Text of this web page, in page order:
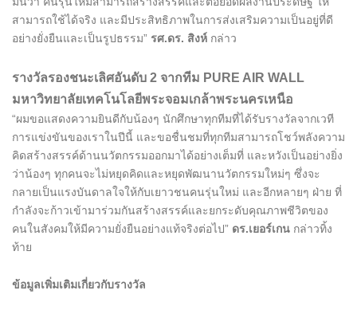
สามารถใช้ได้จริง และมีประสิทธิภาพในการส่งเสริมความเป็นอยู่ที่ดี
อย่างยั่งยืนและเป็นรูปธรรม” รศ.ดร. สิงห์ กล่าว
รางวัลรองชนะเลิศอันดับ 2 จากทีม PURE AIR WALL
มหาวิทยาลัยเทคโนโลยีพระจอมเกล้าพระนครเหนือ
“ผมขอแสดงความยินดีกับน้องๆ นักศึกษาทุกทีมที่ได้รับรางวัลจากเวที
การแข่งขันของเราในปีนี้ และขอชื่นชมที่ทุกทีมสามารถโชว์พลังความ
คิดสร้างสรรค์ด้านนวัตกรรมออกมาได้อย่างเต็มที่ และหวังเป็นอย่างยิ่ง
ว่าน้องๆ ทุกคนจะไม่หยุดคิดและหยุดพัฒนานวัตกรรมใหม่ๆ ซึ่งจะ
กลายเป็นแรงบันดาลใจให้กับเยาวชนคนรุ่นใหม่ และอีกหลายๆ ฝ่าย ที่
กำลังจะก้าวเข้ามาร่วมกันสร้างสรรค์และยกระดับคุณภาพชีวิตของ
คนในสังคมให้มีความยั่งยืนอย่างแท้จริงต่อไป” ดร.เยอร์เกน กล่าวทิ้ง
ท้าย
ข้อมูลเพิ่มเติมเกี่ยวกับรางวัล